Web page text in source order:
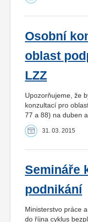
Osobní
oblast
LZZ
Upozorňujeme, že
konzultací pro
77 a 88) na duben
31. 03. 2015
Semináře
podnikání
Ministerstvo práce
do října cyklus